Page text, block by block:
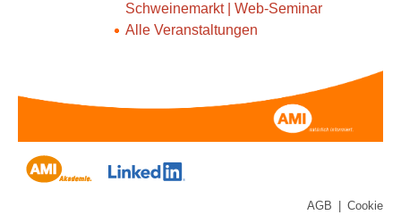
Schweinemarkt | Web-Seminar
Alle Veranstaltungen
AGB
Cookie